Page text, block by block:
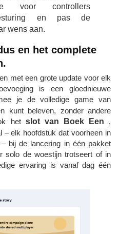
voor controllers
en pas de
wens aan.
en het complete
met een grote update voor elk
is een gloednieuwe
je de volledige game van
kunt beleven, zonder andere
het slot van Boek Een ,
– elk hoofdstuk dat voorheen in
bij de lancering in één pakket
solo de woestijn trotseert of in
ervaring is vanaf dag één